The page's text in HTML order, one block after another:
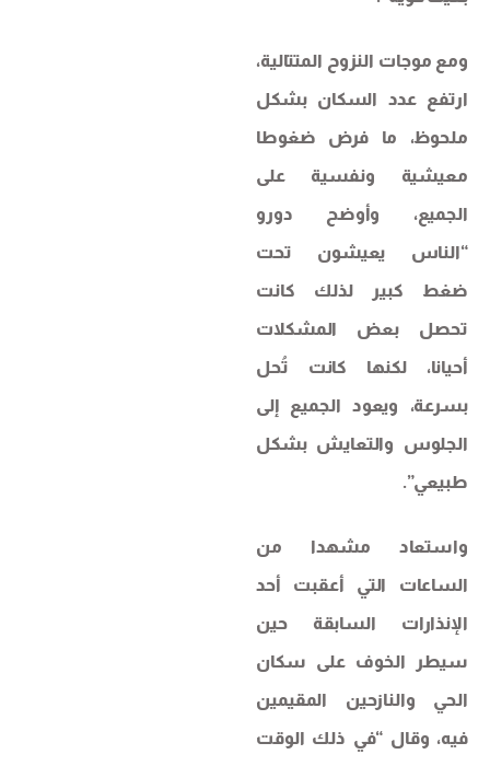
ومع موجات النزوح المتتالية،
ارتفع عدد السكان بشكل
ملحوظ، ما فرض ضغوطا
معيشية ونفسية على
الجميع، وأوضح دورو
“الناس يعيشون تحت
ضغط كبير لذلك كانت
تحصل بعض المشكلات
أحيانا، لكنها كانت تُحل
بسرعة، ويعود الجميع إلى
الجلوس والتعايش بشكل
طبيعي”.
واستعاد مشهدا من
الساعات التي أعقبت أحد
الإنذارات السابقة حين
سيطر الخوف على سكان
الحي والنازحين المقيمين
فيه، وقال “في ذلك الوقت